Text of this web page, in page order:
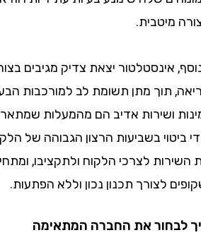
יצאת צדיק מגיבים בצורה
תוך מתן תשומת לב למורכבות הבעיה
ושירות אדיב הם מהמעלות שמתארות
בשביעות הרצון הגבוהה של
לצרכי הלקוח ולתקציבו, ומתחייבת
לצורך תכנון נכון וללא הפתעות.
את החברה המתאימה